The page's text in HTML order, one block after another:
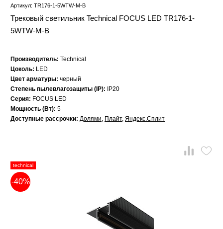
Артикул: TR176-1-5WTW-M-B
Трековый светильник Technical FOCUS LED TR176-1-
5WTW-M-B
Производитель: Technical
Цоколь: LED
Цвет арматуры: черный
Степень пылевлагозащиты (IP):
IP20
Серия: FOCUS LED
Мощность (Вт): 5
Доступные рассрочки: Долями, Плайт, Яндекс.Сплит
technical
-40%